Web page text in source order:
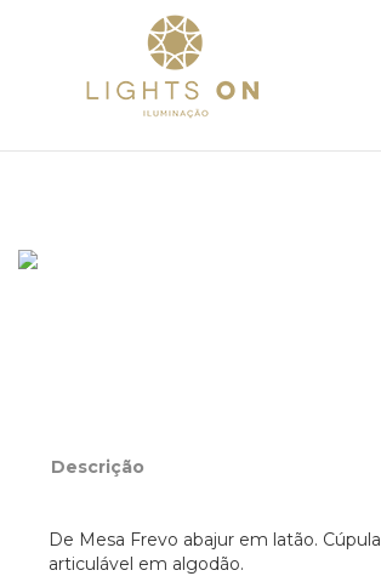
Descrição
De Mesa Frevo abajur em latão. Cúpula
articulável em algodão.